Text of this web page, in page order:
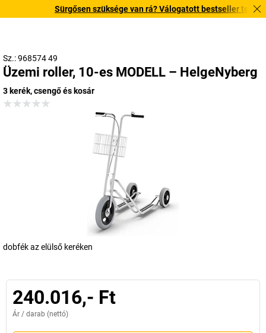
Sürgősen szüksége van rá? Válogatott bestseller
Sz.: 968574 49
Üzemi roller, 10-es MODELL – HelgeNyberg
3 kerék, csengő és kosár
dobfék az elülső keréken
240.016,- Ft
Ár / darab (nettó)